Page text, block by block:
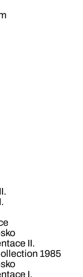
II.
1985
I.